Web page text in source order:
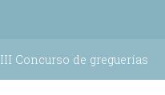
III Concurso de greguerías